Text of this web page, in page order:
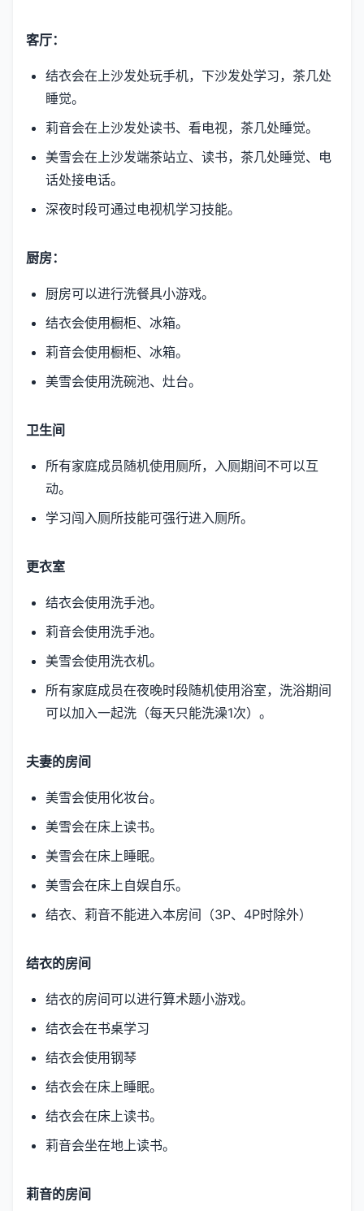
客厅：
结衣会在上沙发处玩手机，下沙发处学习，茶几处
睡觉。
莉音会在上沙发处读书、看电视，茶几处睡觉。
美雪会在上沙发端茶站立、读书，茶几处睡觉、电
话处接电话。
深夜时段可通过电视机学习技能。
厨房：
厨房可以进行洗餐具小游戏。
结衣会使用橱柜、冰箱。
莉音会使用橱柜、冰箱。
美雪会使用洗碗池、灶台。
卫生间
所有家庭成员随机使用厕所，入厕期间不可以互
动。
学习闯入厕所技能可强行进入厕所。
更衣室
结衣会使用洗手池。
莉音会使用洗手池。
美雪会使用洗衣机。
所有家庭成员在夜晚时段随机使用浴室，洗浴期间
可以加入一起洗（每天只能洗澡1次）。
夫妻的房间
美雪会使用化妆台。
美雪会在床上读书。
美雪会在床上睡眠。
美雪会在床上自娱自乐。
结衣、莉音不能进入本房间（3P、4P时除外）
结衣的房间
结衣的房间可以进行算术题小游戏。
结衣会在书桌学习
结衣会使用钢琴
结衣会在床上睡眠。
结衣会在床上读书。
莉音会坐在地上读书。
莉音的房间